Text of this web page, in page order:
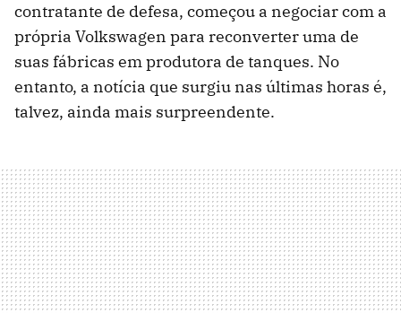
contratante de defesa, começou a negociar com a
própria Volkswagen para reconverter uma de
suas fábricas em produtora de tanques. No
entanto, a notícia que surgiu nas últimas horas é,
talvez, ainda mais surpreendente.